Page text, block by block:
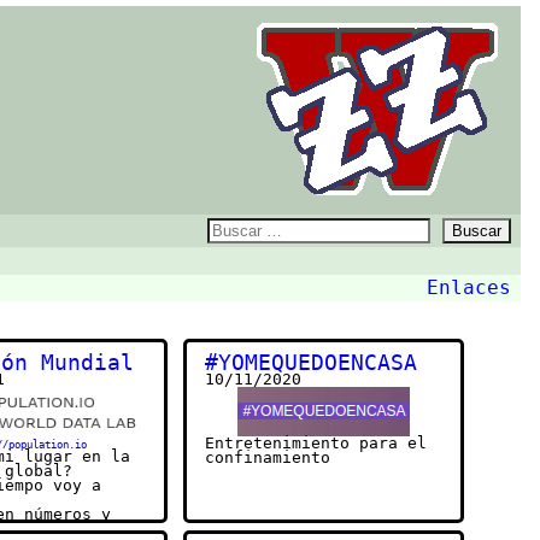
Buscar:
Enlaces
Mundial
population.io
lugar en la
global?
voy a
números y
#YOMEQUEDOENCASA
10/11/2020
Entretenimiento para el
confinamiento